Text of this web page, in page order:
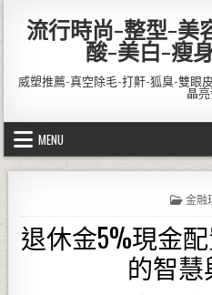
流行時尚-整型-美
酸-美白-瘦
威塑推薦-真空除毛-打鼾-狐臭-雙眼
晶
MENU
金融
退休金5%現金
的智